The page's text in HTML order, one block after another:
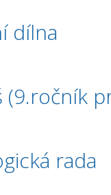
dílna
(9.ročník
rada